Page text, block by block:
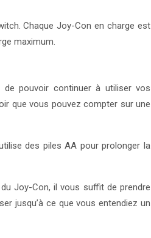
Chaque Joy-Con en charge est
maximum.
pouvoir continuer à utiliser vos
que vous pouvez compter sur une
des piles AA pour prolonger la
Joy-Con, il vous suffit de prendre
jusqu’à ce que vous entendiez un